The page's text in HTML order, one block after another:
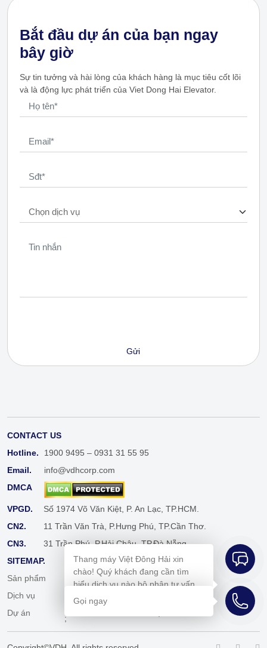
Bắt đầu dự án của bạn ngay
bây giờ
Sự tin tưởng và hài lòng của khách hàng là mục tiêu cốt lõi
và là động lực phát triển của Viet Dong Hai Elevator.
CONTACT US
Hotline.
1900 9495 – 0931 31 55 95
Email.
info@vdhcorp.com
DMCA
VPGD.
Số 1974 Võ Văn Kiệt, P. An Lạc, TP.HCM.
CN2.
11 Trần Văn Trà, P.Hưng Phú, TP.Cần Thơ.
CN3.
31 Trần Phú, P.Hải Châu, TP.Đà Nẵng.
SITEMAP.
Sản phẩm
Cẩm nang
Dịch vụ
Dự án
Thang máy Việt Đông Hải xin
chào! Quý khách đang cần tìm
hiểu dịch vụ nào bộ phận tư vấn
bên em sẽ hỗ trợ mình ngay ạ!
;
Gọi ngay